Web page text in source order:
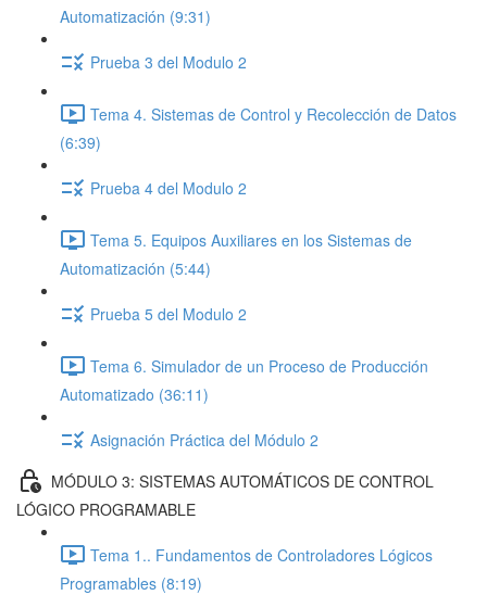
Automatización (9:31)
Prueba 3 del Modulo 2
Tema 4. Sistemas de Control y Recolección de Datos
(6:39)
Prueba 4 del Modulo 2
Tema 5. Equipos Auxiliares en los Sistemas de
Automatización (5:44)
Prueba 5 del Modulo 2
Tema 6. Simulador de un Proceso de Producción
Automatizado (36:11)
Asignación Práctica del Módulo 2
MÓDULO 3: SISTEMAS AUTOMÁTICOS DE CONTROL
LÓGICO PROGRAMABLE
Tema 1.. Fundamentos de Controladores Lógicos
Programables (8:19)